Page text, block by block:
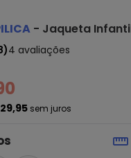
- Jaqueta
)4 avaliações
sem juros